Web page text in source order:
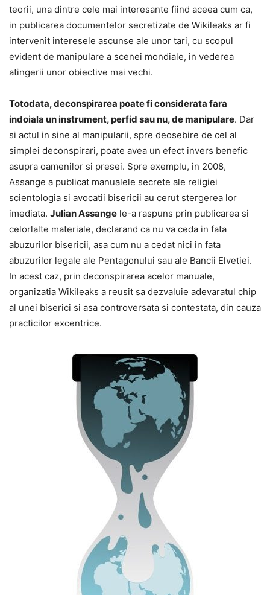
teorii, una dintre cele mai interesante fiind aceea cum ca,
in publicarea documentelor secretizate de Wikileaks ar fi
intervenit interesele ascunse ale unor tari, cu scopul
evident de manipulare a scenei mondiale, in vederea
atingerii unor obiective mai vechi.
Totodata, deconspirarea poate fi considerata fara
indoiala un instrument, perfid sau nu, de manipulare. Dar
si actul in sine al manipularii, spre deosebire de cel al
simplei deconspirari, poate avea un efect invers benefic
asupra oamenilor si presei. Spre exemplu, in 2008,
Assange a publicat manualele secrete ale religiei
scientologia si avocatii bisericii au cerut stergerea lor
imediata. Julian Assange le-a raspuns prin publicarea si
celorlalte materiale, declarand ca nu va ceda in fata
abuzurilor bisericii, asa cum nu a cedat nici in fata
abuzurilor legale ale Pentagonului sau ale Bancii Elvetiei.
In acest caz, prin deconspirarea acelor manuale,
organizatia Wikileaks a reusit sa dezvaluie adevaratul chip
al unei biserici si asa controversata si contestata, din cauza
practicilor excentrice.